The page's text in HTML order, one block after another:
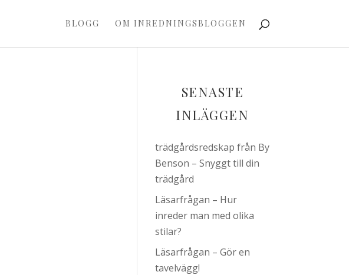
BLOGG OM INREDNINGSBLOGGEN
SENASTE
INLÄGGEN
trädgårdsredskap från By
Benson – Snyggt till din
trädgård
Läsarfrågan – Hur
inreder man med olika
stilar?
Läsarfrågan – Gör en
tavelvägg!